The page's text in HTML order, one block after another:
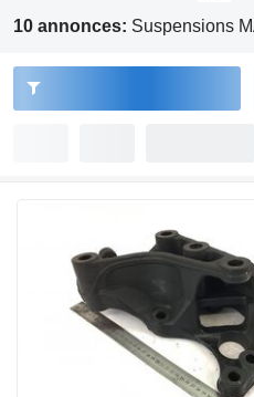
10 annonces: Suspensions